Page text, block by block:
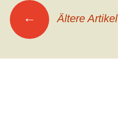
Beitrags-
Navigation
← Ältere Artikel